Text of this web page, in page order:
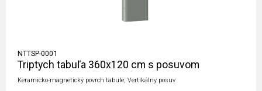
NTTSP-0001
Triptych tabuľa 360x120 cm s posuvom
Keramicko-magnetický povrch tabule, Vertikálny posuv